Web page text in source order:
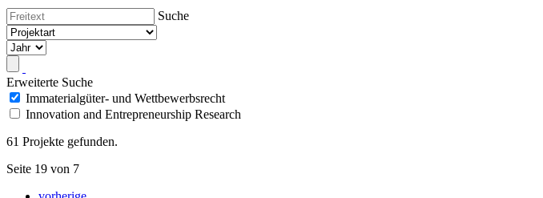
Suche
Erweiterte Suche
Immaterialgüter- und Wettbewerbsrecht
Innovation and Entrepreneurship Research
61 Projekte gefunden.
Seite 19 von 7